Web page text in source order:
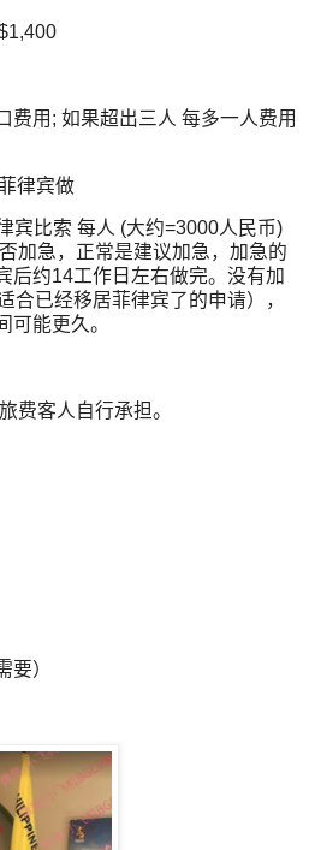
费用; 如果超出三人 每多一人费用
律宾做
宾比索 每人 (大约=3000人民币)
加急，正常是建议加急，加急的
后约14工作日左右做完。没有加
合已经移居菲律宾了的申请），
可能更久。
费客人自行承担。
要）